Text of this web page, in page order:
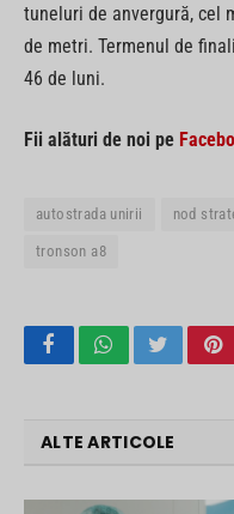
tuneluri de anvergură, cel
de metri. Termenul de
46 de luni.
Fii alături de noi pe
autostrada unirii nod
tronson a8
FacebookWhatsApp
Twitter
ALTE ARTICOLE